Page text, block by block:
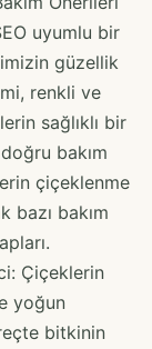
uyumlu bir
güzellik
renkli ve
sağlıklı bir
bakım
çiçeklenme
bazı bakım
Çiçeklerin
yoğun
bitkinin